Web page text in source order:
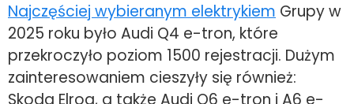
Najczęściej wybieranym elektrykiem Grupy w
2025 roku było Audi Q4 e-tron, które
przekroczyło poziom 1500 rejestracji. Dużym
zainteresowaniem cieszyły się również: